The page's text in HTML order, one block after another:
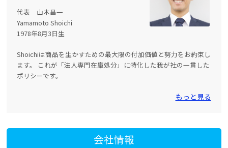
代表 山本昌一
Yamamoto Shoichi
1978年8月3日生
Shoichiは商品を生かすための最大限の付加価値と努力をお約束し
ます。 これが「法人専門在庫処分」に特化した我が社の一貫した
ポリシーです。
もっと見る
会社情報